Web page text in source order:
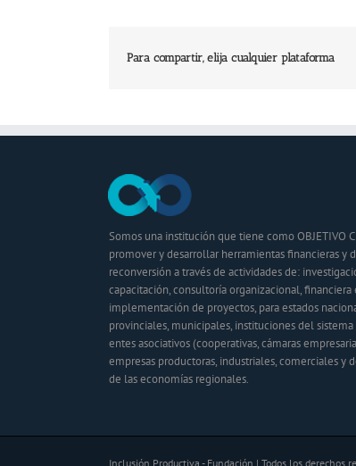
Para compartir, elija cualquier plataforma
Somos una institución que tiene como OBJETIVO
promover y desarrollar herramientas financieras y
reconversión a través de actividades de:
capacitación, consultoría organizacional, financiera
implementación de proyectos, para estados
provinciales, municipales, instituciones del
entes asociativos (cooperativas, cámaras
empresas productoras, industriales, comerciales y
de las economías regionales.
Inclusión Productiva - Fundación | Todos los derechos